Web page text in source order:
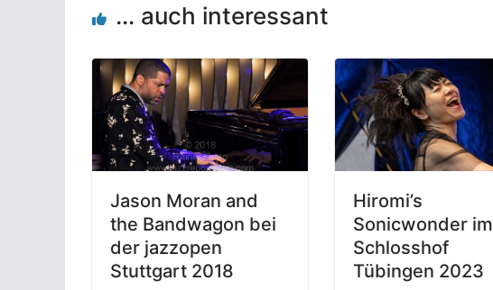
... auch interessant
Jason Moran and
the Bandwagon bei
der jazzopen
Stuttgart 2018
Hiromi’s
Sonicwonder im
Schlosshof
Tübingen 2023